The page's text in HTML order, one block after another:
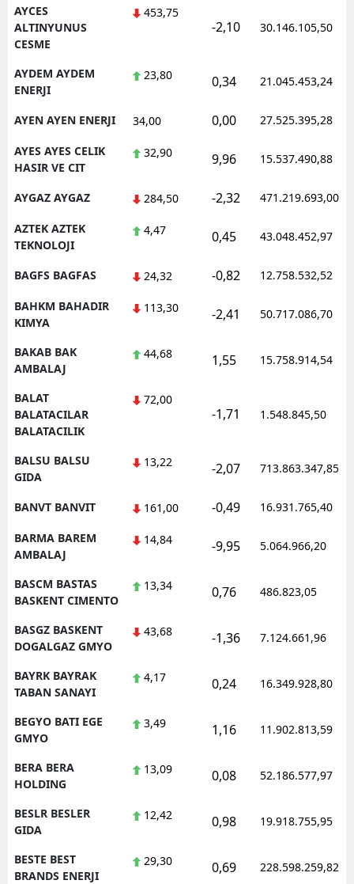
AYCES
ALTINYUNUS
CESME
453,75
-2,10 30.146.105,50
AYDEM AYDEM
ENERJI
23,80 0,34 21.045.453,24
AYEN AYEN ENERJI 34,00 0,00 27.525.395,28
AYES AYES CELIK
HASIR VE CIT
32,90 9,96 15.537.490,88
AYGAZ AYGAZ 284,50 -2,32 471.219.693,00
AZTEK AZTEK
TEKNOLOJI
4,47 0,45 43.048.452,97
BAGFS BAGFAS 24,32 -0,82 12.758.532,52
BAHKM BAHADIR
KIMYA
113,30 -2,41 50.717.086,70
BAKAB BAK
AMBALAJ
44,68 1,55 15.758.914,54
BALAT
BALATACILAR
BALATACILIK
72,00
-1,71 1.548.845,50
BALSU BALSU
GIDA
13,22 -2,07 713.863.347,85
BANVT BANVIT 161,00 -0,49 16.931.765,40
BARMA BAREM
AMBALAJ
14,84 -9,95 5.064.966,20
BASCM BASTAS
BASKENT CIMENTO
13,34 0,76 486.823,05
BASGZ BASKENT
DOGALGAZ GMYO
43,68 -1,36 7.124.661,96
BAYRK BAYRAK
TABAN SANAYI
4,17 0,24 16.349.928,80
BEGYO BATI EGE
GMYO
3,49 1,16 11.902.813,59
BERA BERA
HOLDING
13,09 0,08 52.186.577,97
BESLR BESLER
GIDA
12,42 0,98 19.918.755,95
BESTE BEST
BRANDS ENERJI
29,30 0,69 228.598.259,82